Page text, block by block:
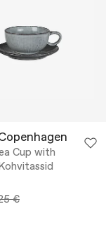
Cup with
€